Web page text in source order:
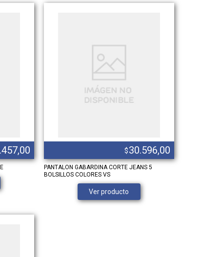
$30.596,00
PANTALON GABARDINA CORTE JEANS 5
BOLSILLOS COLORES VS
Ver producto